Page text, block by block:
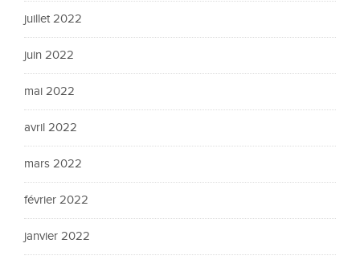
juillet 2022
juin 2022
mai 2022
avril 2022
mars 2022
février 2022
janvier 2022